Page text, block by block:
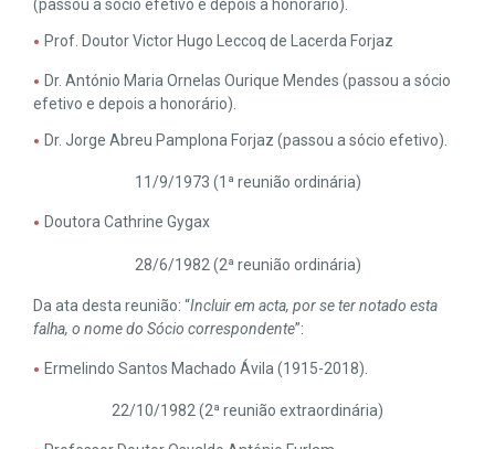
(passou a sócio efetivo e depois a honorário).
Prof. Doutor Victor Hugo Leccoq de Lacerda Forjaz
Dr. António Maria Ornelas Ourique Mendes (passou a sócio
efetivo e depois a honorário).
Dr. Jorge Abreu Pamplona Forjaz (passou a sócio efetivo).
11/9/1973 (1ª reunião ordinária)
Doutora Cathrine Gygax
28/6/1982 (2ª reunião ordinária)
Da ata desta reunião: “Incluir em acta, por se ter notado esta
falha, o nome do Sócio correspondente”:
Ermelindo Santos Machado Ávila (1915-2018).
22/10/1982 (2ª reunião extraordinária)